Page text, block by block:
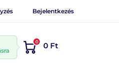
Bejelentkezés
0 0 Ft